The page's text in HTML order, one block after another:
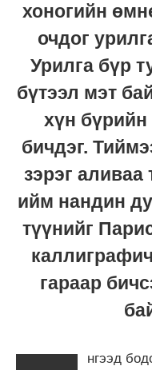
хоногийн
очдог
Урилга бүр
бүтээл мэт
хүн бүрийн
бичдэг.
зэрэг
ийм нандин
түүнийг
гараар
нгээд